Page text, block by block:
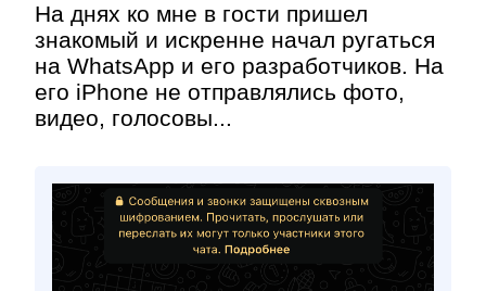
На днях ко мне в гости пришел
знакомый и искренне начал ругаться
на WhatsApp и его разработчиков. На
его iPhone не отправлялись фото,
видео, голосовы...